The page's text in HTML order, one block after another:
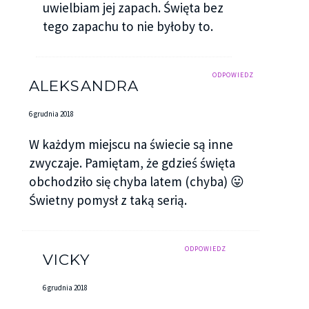
uwielbiam jej zapach. Święta bez
tego zapachu to nie byłoby to.
ODPOWIEDZ
ALEKSANDRA
6 grudnia 2018
W każdym miejscu na świecie są inne
zwyczaje. Pamiętam, że gdzieś święta
obchodziło się chyba latem (chyba) 😛
Świetny pomysł z taką serią.
ODPOWIEDZ
VICKY
6 grudnia 2018